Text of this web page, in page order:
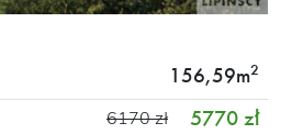
156,59m2
5770 zł
6170 zł